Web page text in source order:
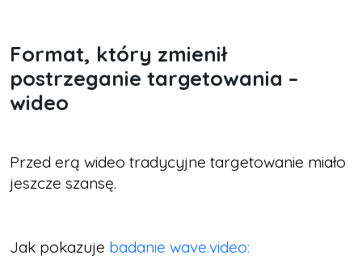
Format, który zmienił
postrzeganie targetowania –
wideo
Przed erą wideo tradycyjne targetowanie miało
jeszcze szansę.
Jak pokazuje badanie wave.video: